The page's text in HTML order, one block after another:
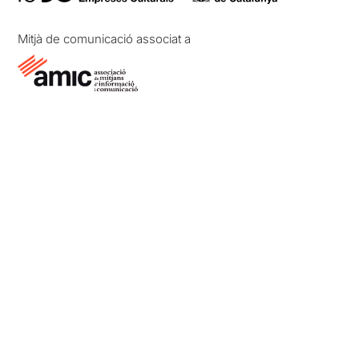
Mitjà de comunicació associat a